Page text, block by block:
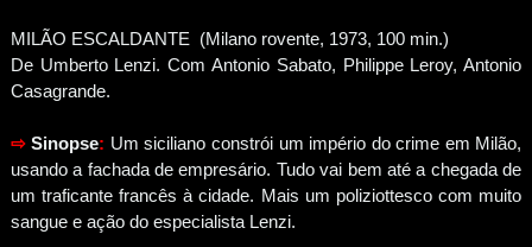
MILÃO ESCALDANTE (Milano rovente, 1973, 100 min.)
De Umberto Lenzi. Com Antonio Sabato, Philippe Leroy, Antonio
Casagrande.
⇨Sinopse: Um siciliano constrói um império do crime em Milão,
usando a fachada de empresário. Tudo vai bem até a chegada de
um traficante francês à cidade. Mais um poliziottesco com muito
sangue e ação do especialista Lenzi.